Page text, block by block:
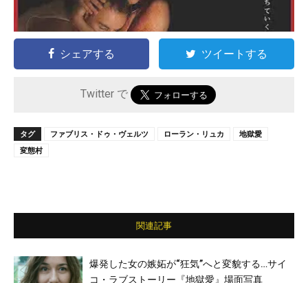
シェアする ツイートする
Twitter で
タグ ファブリス・ドゥ・ヴェルツ ローラン・リュカ
地獄愛
変態村
関連記事
爆発した女の嫉妬が“狂気”へと変貌する…サイ
コ・ラブストーリー『地獄愛』場面写真